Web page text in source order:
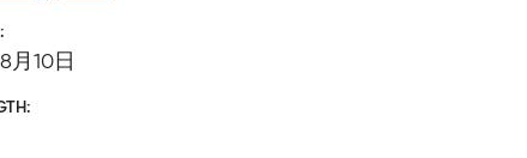
月10日